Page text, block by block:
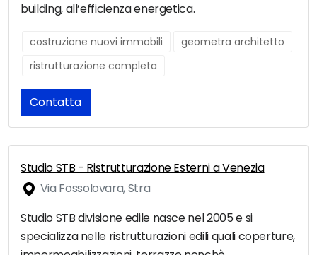
building, all’efficienza energetica.
costruzione nuovi immobili
geometra architetto
ristrutturazione completa
Contatta
Studio STB - Ristrutturazione Esterni a Venezia
Via Fossolovara, Stra
Studio STB divisione edile nasce nel 2005 e si
specializza nelle ristrutturazioni edili quali coperture,